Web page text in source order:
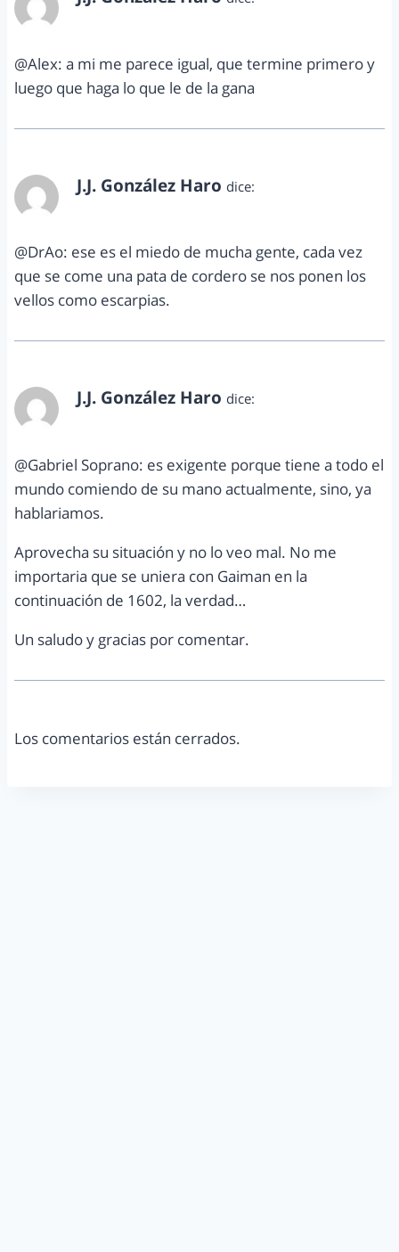
@Alex: a mi me parece igual, que termine primero y
luego que haga lo que le de la gana
J.J. González Haro dice:
@DrAo: ese es el miedo de mucha gente, cada vez
que se come una pata de cordero se nos ponen los
vellos como escarpias.
J.J. González Haro dice:
@Gabriel Soprano: es exigente porque tiene a todo el
mundo comiendo de su mano actualmente, sino, ya
hablariamos.
Aprovecha su situación y no lo veo mal. No me
importaria que se uniera con Gaiman en la
continuación de 1602, la verdad…
Un saludo y gracias por comentar.
Los comentarios están cerrados.